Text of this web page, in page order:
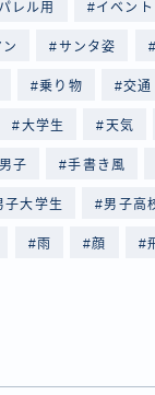
レル用 イベント
サンタ姿
乗り物 交通
大学生 天気
子 手書き風
子大学生 男子高
雨 顔